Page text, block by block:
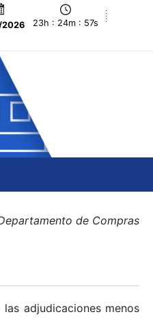
23h : 24m : 57s
de Compras
adjudicaciones menos